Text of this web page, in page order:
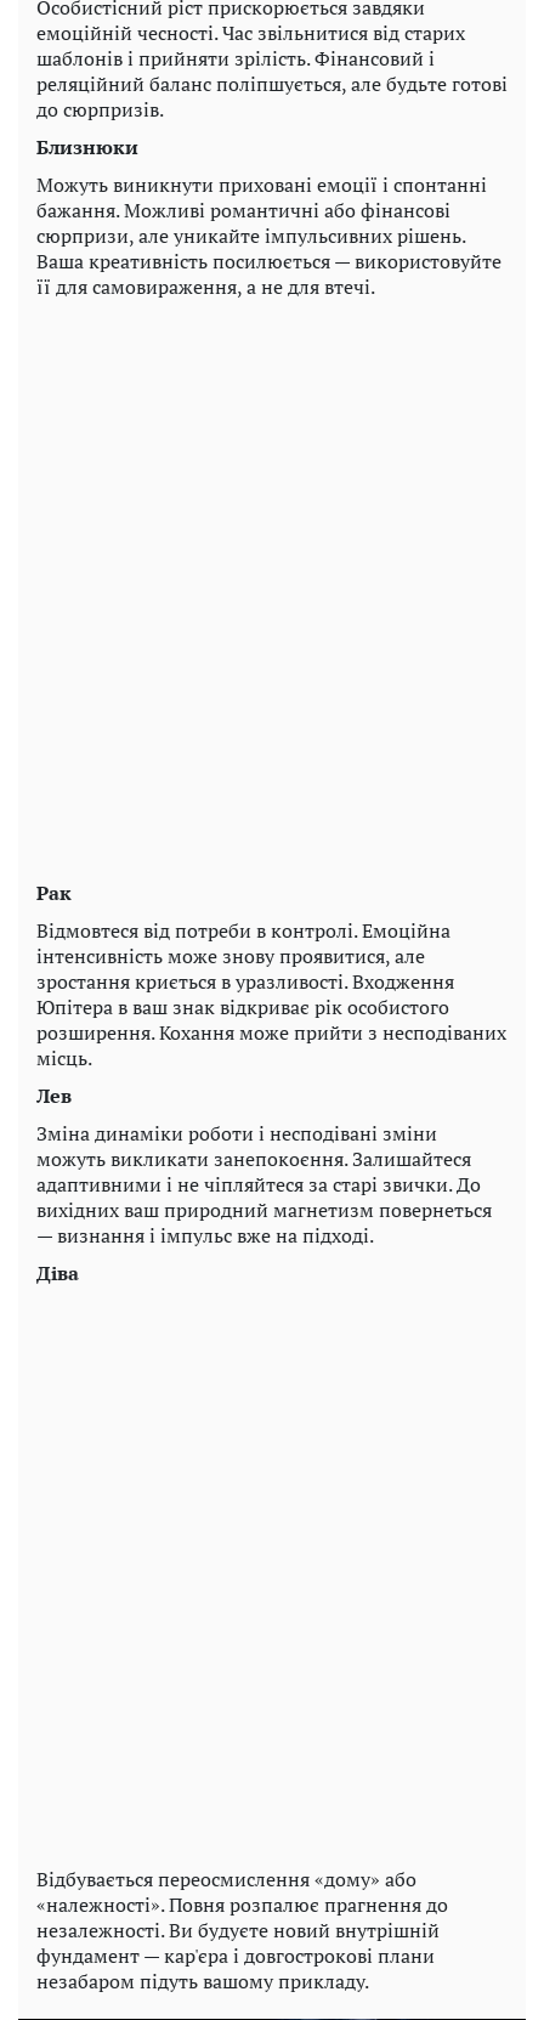
Особистісний ріст прискорюється завдяки
емоційній чесності. Час звільнитися від старих
шаблонів і прийняти зрілість. Фінансовий і
реляційний баланс поліпшується, але будьте готові
до сюрпризів.
Близнюки
Можуть виникнути приховані емоції і спонтанні
бажання. Можливі романтичні або фінансові
сюрпризи, але уникайте імпульсивних рішень.
Ваша креативність посилюється — використовуйте
її для самовираження, а не для втечі.
Рак
Відмовтеся від потреби в контролі. Емоційна
інтенсивність може знову проявитися, але
зростання криється в уразливості. Входження
Юпітера в ваш знак відкриває рік особистого
розширення. Кохання може прийти з несподіваних
місць.
Лев
Зміна динаміки роботи і несподівані зміни
можуть викликати занепокоєння. Залишайтеся
адаптивними і не чіпляйтеся за старі звички. До
вихідних ваш природний магнетизм повернеться
— визнання і імпульс вже на підході.
Діва
Відбувається переосмислення «дому» або
«належності». Повня розпалює прагнення до
незалежності. Ви будуєте новий внутрішній
фундамент — кар'єра і довгострокові плани
незабаром підуть вашому прикладу.